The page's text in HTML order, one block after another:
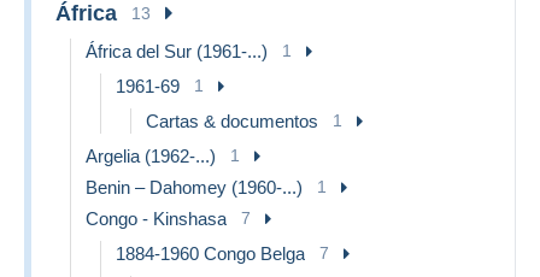
África 13
África del Sur (1961-...) 1
1961-69 1
Cartas & documentos 1
Argelia (1962-...) 1
Benin – Dahomey (1960-...) 1
Congo - Kinshasa 7
1884-1960 Congo Belga 7